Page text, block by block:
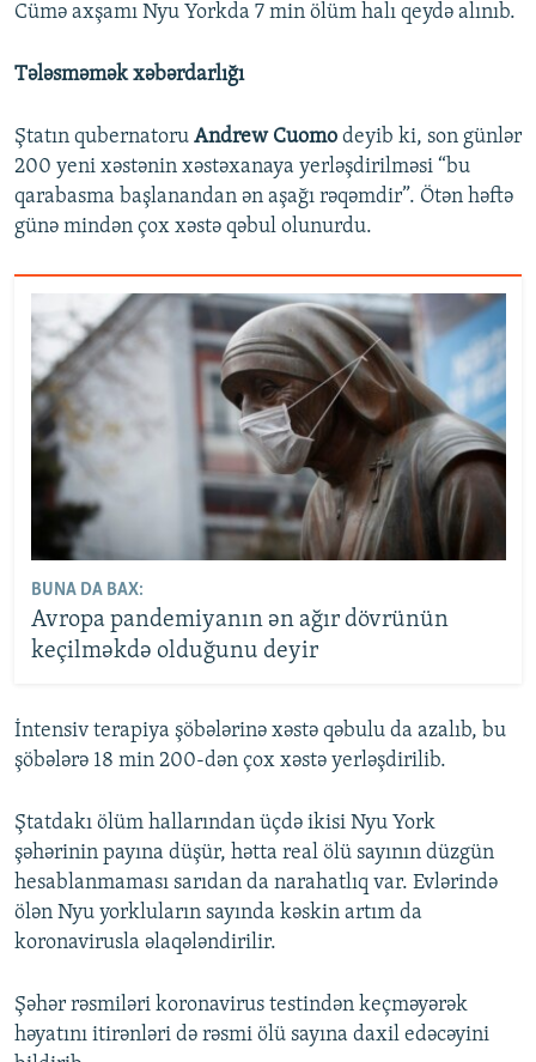
Cümə axşamı Nyu Yorkda 7 min ölüm halı qeydə alınıb.
Tələsməmək xəbərdarlığı
Ştatın qubernatoru Andrew Cuomo deyib ki, son günlər
200 yeni xəstənin xəstəxanaya yerləşdirilməsi “bu
qarabasma başlanandan ən aşağı rəqəmdir”. Ötən həftə
günə mindən çox xəstə qəbul olunurdu.
BUNA DA BAX:
Avropa pandemiyanın ən ağır dövrünün
keçilməkdə olduğunu deyir
İntensiv terapiya şöbələrinə xəstə qəbulu da azalıb, bu
şöbələrə 18 min 200-dən çox xəstə yerləşdirilib.
Ştatdakı ölüm hallarından üçdə ikisi Nyu York
şəhərinin payına düşür, hətta real ölü sayının düzgün
hesablanmaması sarıdan da narahatlıq var. Evlərində
ölən Nyu yorkluların sayında kəskin artım da
koronavirusla əlaqələndirilir.
Şəhər rəsmiləri koronavirus testindən keçməyərək
həyatını itirənləri də rəsmi ölü sayına daxil edəcəyini